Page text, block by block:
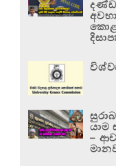
දණ්ඩ
යාම
–